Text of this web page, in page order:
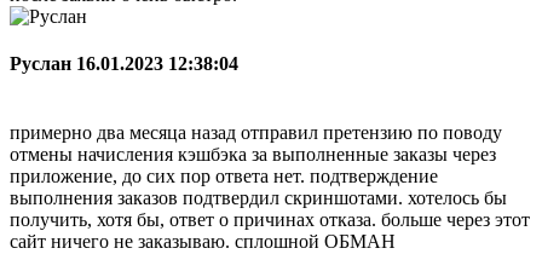
Руслан 16.01.2023 12:38:04
примерно два месяца назад отправил претензию по поводу
отмены начисления кэшбэка за выполненные заказы через
приложение, до сих пор ответа нет. подтверждение
выполнения заказов подтвердил скриншотами. хотелось бы
получить, хотя бы, ответ о причинах отказа. больше через этот
сайт ничего не заказываю. сплошной ОБМАН